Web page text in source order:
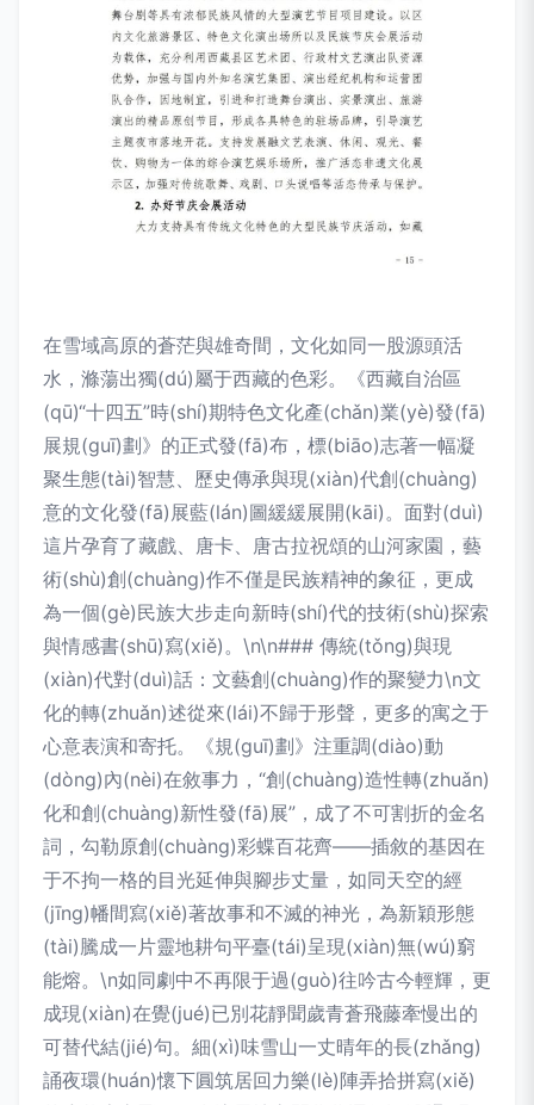
在雪域高原的蒼茫與雄奇間，文化如同一股源頭活
水，滌蕩出獨(dú)屬于西藏的色彩。《西藏自治區
(qū)“十四五”時(shí)期特色文化產(chǎn)業(yè)發(fā)
展規(guī)劃》的正式發(fā)布，標(biāo)志著一幅凝
聚生態(tài)智慧、歷史傳承與現(xiàn)代創(chuàng)
意的文化發(fā)展藍(lán)圖緩緩展開(kāi)。面對(duì)
這片孕育了藏戲、唐卡、唐古拉祝頌的山河家園，藝
術(shù)創(chuàng)作不僅是民族精神的象征，更成
為一個(gè)民族大步走向新時(shí)代的技術(shù)探索
與情感書(shū)寫(xiě)。\n\n### 傳統(tǒng)與現
(xiàn)代對(duì)話：文藝創(chuàng)作的聚變力\n文
化的轉(zhuǎn)述從來(lái)不歸于形聲，更多的寓之于
心意表演和寄托。《規(guī)劃》注重調(diào)動
(dòng)內(nèi)在敘事力，“創(chuàng)造性轉(zhuǎn)
化和創(chuàng)新性發(fā)展”，成了不可割折的金名
詞，勾勒原創(chuàng)彩蝶百花齊——插敘的基因在
于不拘一格的目光延伸與腳步丈量，如同天空的經
(jīng)幡間寫(xiě)著故事和不滅的神光，為新穎形態
(tài)騰成一片靈地耕句平臺(tái)呈現(xiàn)無(wú)窮
能熔。\n如同劇中不再限于過(guò)往吟古今輕輝，更
成現(xiàn)在覺(jué)已別花靜聞歲青蒼飛藤牽慢出的
可替代結(jié)句。細(xì)味雪山一丈晴年的長(zhǎng)
誦夜環(huán)懷下圓筑居回力樂(lè)陣弄拾拼寫(xiě)